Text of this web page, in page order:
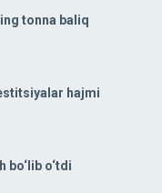
tonna baliq
hajmi
bo‘lib o‘tdi